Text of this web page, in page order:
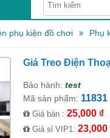
phụ kiện đồ chơi Phụ
Giá Treo Điện
Bảo hành: test
Mã sản phẩm: 11831
Giá bán : 25,000 ₫
Giá sỉ VIP1: 23,000